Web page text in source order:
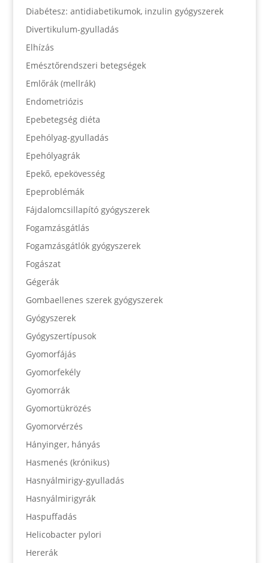
Diabétesz: antidiabetikumok, inzulin gyógyszerek
Divertikulum-gyulladás
Elhízás
Emésztőrendszeri betegségek
Emlőrák (mellrák)
Endometriózis
Epebetegség diéta
Epehólyag-gyulladás
Epehólyagrák
Epekő, epekövesség
Epeproblémák
Fájdalomcsillapító gyógyszerek
Fogamzásgátlás
Fogamzásgátlók gyógyszerek
Fogászat
Gégerák
Gombaellenes szerek gyógyszerek
Gyógyszerek
Gyógyszertípusok
Gyomorfájás
Gyomorfekély
Gyomorrák
Gyomortükrözés
Gyomorvérzés
Hányinger, hányás
Hasmenés (krónikus)
Hasnyálmirigy-gyulladás
Hasnyálmirigyrák
Haspuffadás
Helicobacter pylori
Hererák